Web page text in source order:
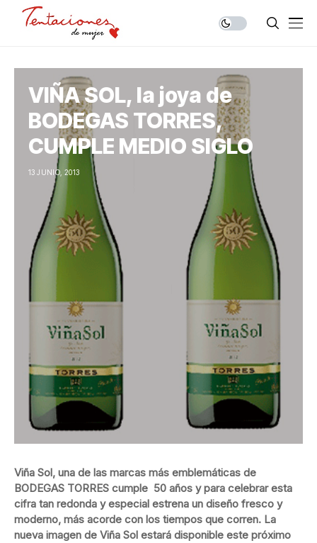
VIÑA SOL, la joya de
BODEGAS TORRES,
CUMPLE MEDIO SIGLO
13 JUNIO, 2013
Viña Sol, una de las marcas más emblemáticas de
BODEGAS TORRES cumple 50 años y para celebrar esta
cifra tan redonda y especial estrena un diseño fresco y
moderno, más acorde con los tiempos que corren. La
nueva imagen de Viña Sol estará disponible este próximo